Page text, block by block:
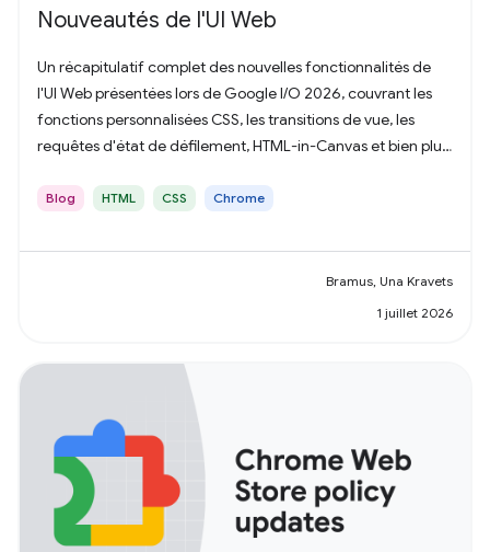
Nouveautés de l'UI Web
Un récapitulatif complet des nouvelles fonctionnalités de
l'UI Web présentées lors de Google I/O 2026, couvrant les
fonctions personnalisées CSS, les transitions de vue, les
requêtes d'état de défilement, HTML-in-Canvas et bien plus
Blog HTML CSS Chrome
Bramus, Una Kravets
1 juillet 2026